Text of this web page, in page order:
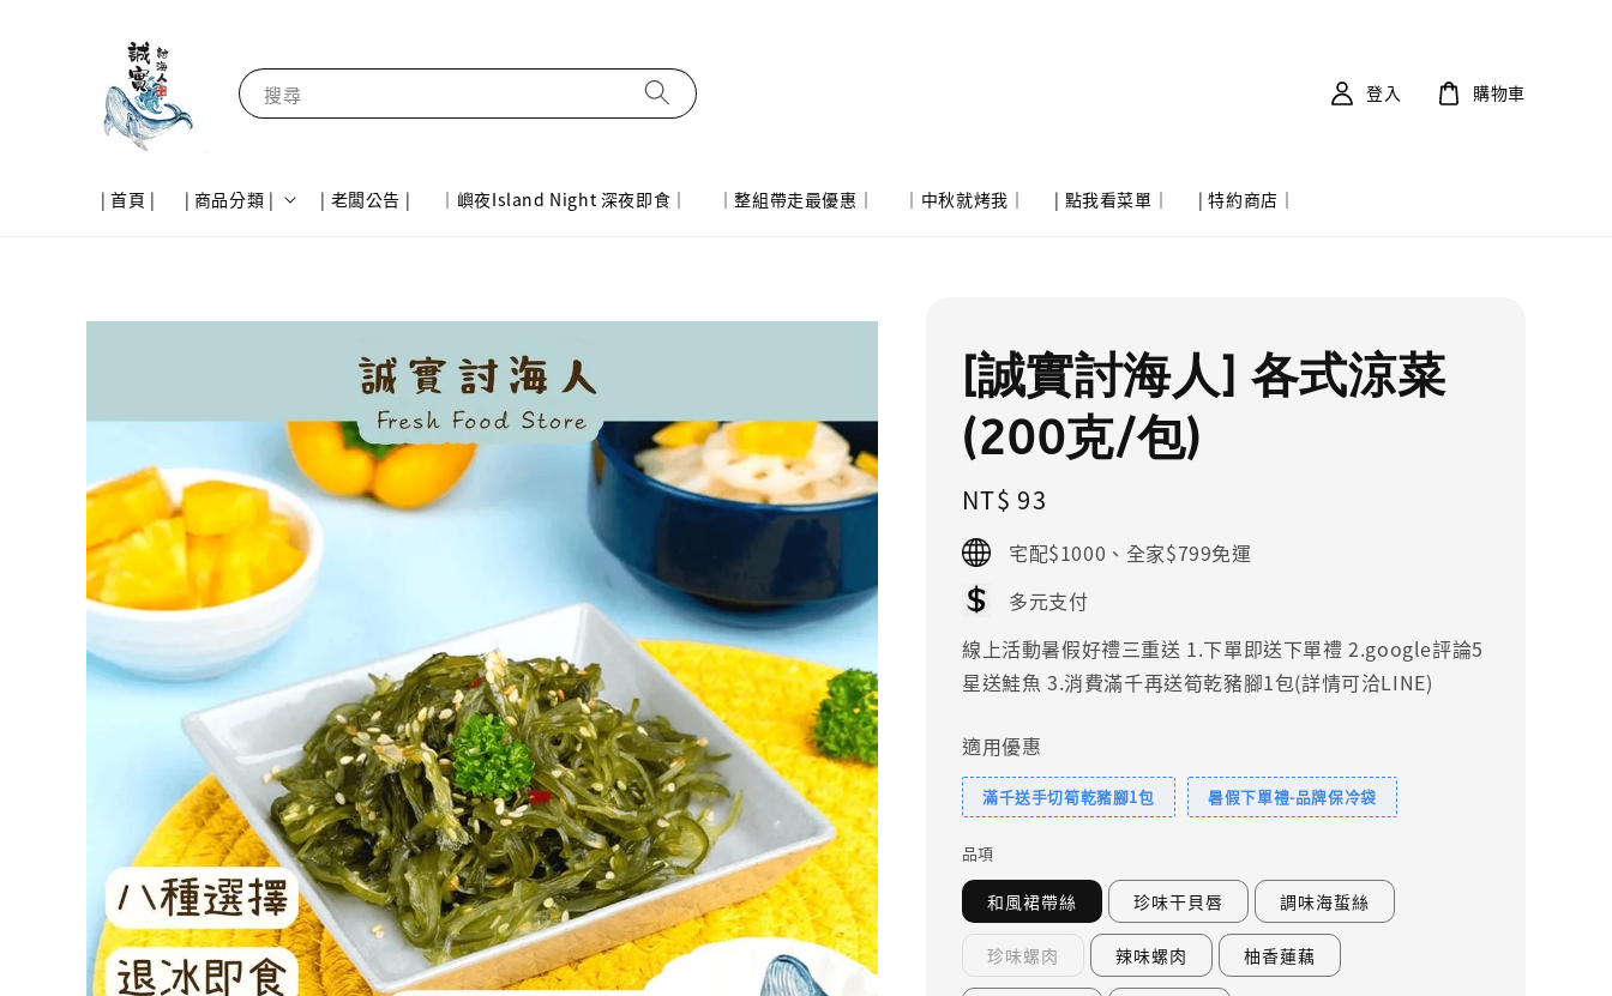
搜尋
| 首頁 | | 商品分類 | | 老闆公告 | ｜嶼夜Island Night 深夜即食｜ ｜整組帶走最優惠｜ ｜中秋就烤我｜ | 點我看菜單｜ | 特約商店｜
登入 購物車
[誠實討海人] 各式涼菜
(200克/包)
Regular
price
NT$ 93
宅配$1000、全家$799免運
多元支付
線上活動暑假好禮三重送 1.下單即送下單禮 2.google評論5
星送鮭魚 3.消費滿千再送筍乾豬腳1包(詳情可洽LINE)
適用優惠
滿千送手切筍乾豬腳1包 暑假下單禮-品牌保冷袋
品項
和風裙帶絲 珍味干貝唇 調味海蜇絲
珍味螺肉 辣味螺肉 柚香蓮藕